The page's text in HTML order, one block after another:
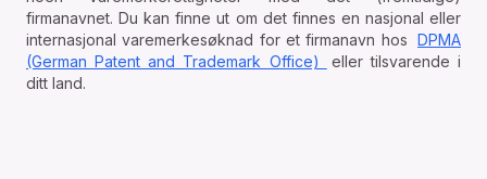
firmanavnet. Du kan finne ut om det finnes en nasjonal eller
internasjonal varemerkesøknad for et firmanavn hos DPMA
(German Patent and Trademark Office)
eller tilsvarende i
ditt land.